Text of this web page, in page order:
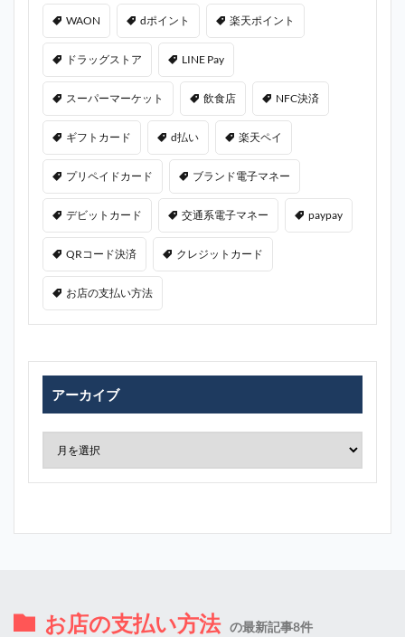
WAON dポイント 楽天ポイント
ドラッグストア LINE Pay
スーパーマーケット 飲食店 NFC決済
ギフトカード d払い 楽天ペイ
プリペイドカード ブランド電子マネー
デビットカード 交通系電子マネー paypay
QRコード決済 クレジットカード
お店の支払い方法
アーカイブ
お店の支払い方法 の最新記事8件